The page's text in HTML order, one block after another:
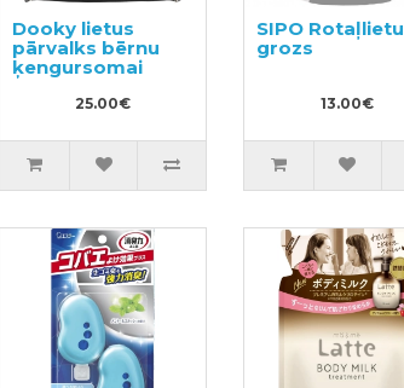
Dooky lietus
pārvalks bērnu
ķengursomai
25.00€
SIPO Rotaļlietu
grozs
13.00€